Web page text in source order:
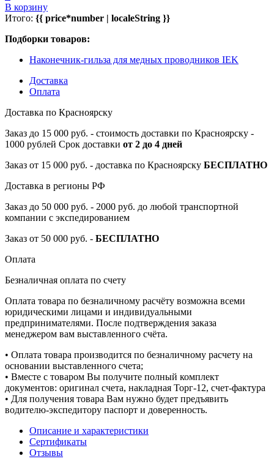
В корзину
Итого: {{ price*number | localeString }}
Подборки товаров:
Наконечник-гильза для медных проводников IEK
Доставка
Оплата
Доставка по Красноярску
Заказ до 15 000 руб. - стоимость доставки по Красноярску -
1000 рублей Срок доставки от 2 до 4 дней
Заказ от 15 000 руб. - доставка по Красноярску БЕСПЛАТНО
Доставка в регионы РФ
Заказ до 50 000 руб. - 2000 руб. до любой транспортной
компании с экспедированием
Заказ от 50 000 руб. - БЕСПЛАТНО
Оплата
Безналичная оплата по счету
Оплата товара по безналичному расчёту возможна всеми
юридическими лицами и индивидуальными
предпринимателями. После подтверждения заказа
менеджером вам выставленного счёта.
• Оплата товара производится по безналичному расчету на
основании выставленного счета;
• Вместе с товаром Вы получите полный комплект
документов: оригинал счета, накладная Торг-12, счет-фактура
• Для получения товара Вам нужно будет предъявить
водителю-экспедитору паспорт и доверенность.
Описание и характеристики
Сертификаты
Отзывы